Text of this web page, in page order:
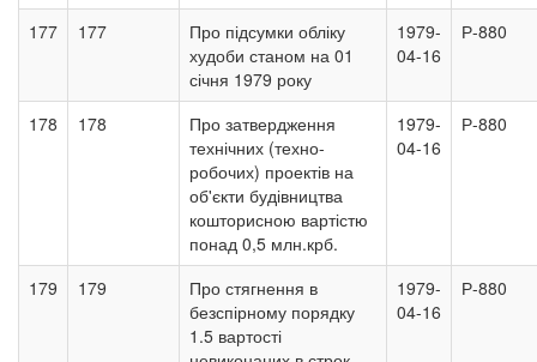
177 177
Про підсумки обліку
худоби станом на 01
січня 1979 року
1979-
04-16
Р-880
178 178
Про затвердження
технічних (техно-
робочих) проектів на
об'єкти будівництва
кошторисною вартістю
понад 0,5 млн.крб.
1979-
04-16
Р-880
179 179
Про стягнення в
безспірному порядку
1.5 вартості
1979-
04-16
Р-880